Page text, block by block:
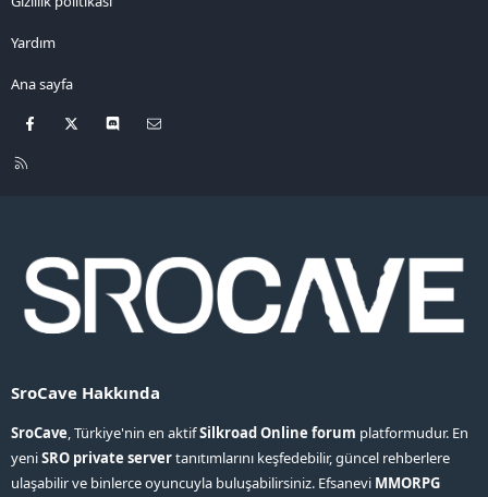
Yardım
Ana sayfa
Facebook Discord
R
SroCave Hakkında
SroCave, Türkiye'nin en aktifSilkroad Online forum platformudur. En
yeniSRO private servertanıtımlarını keşfedebilir, güncel rehberlere
ulaşabilir ve binlerce oyuncuyla buluşabilirsiniz. Efsanevi MMORPG